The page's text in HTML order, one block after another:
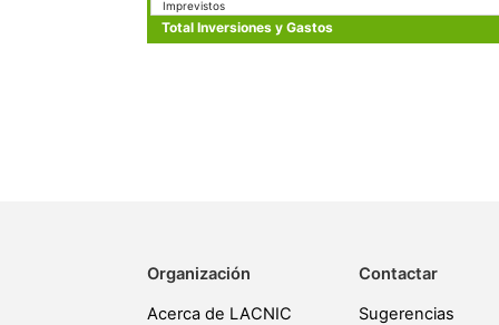
Imprevistos
Total Inversiones y Gastos
Organización
Acerca de LACNIC
Contactar
Sugerencias